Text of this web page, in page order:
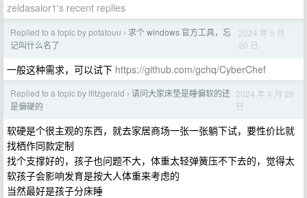
zeldasalor1's recent replies
Replied to a topic by potatouu › 求个 windows 官方工具，忘
记叫什么名了
2024 年 5 月
20 日
一般这种需求，可以试下 https://github.com/gchq/CyberChef
Replied to a topic by lfitzgerald › 请问大家床垫是睡偏软的还
是偏硬的
2024 年 4 月 29
日
软硬是个很主观的东西，就去家居商场一张一张躺下试，要性价比就
找栖作同款定制
找个支撑好的，孩子也问题不大，体重太轻弹簧压不下去的，觉得太
软孩子会影响发育是按大人体重来考虑的
当然最好是孩子分床睡